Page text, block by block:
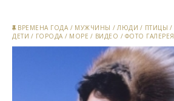
ВРЕМЕНА ГОДА / МУЖЧИНЫ /ЛЮДИ / ПТИЦЫ /
ДЕТИ / ГОРОДА / МОРЕ / ВИДЕО / ФОТО ГАЛЕРЕЯ